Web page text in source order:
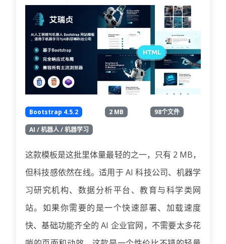
Bootstrap 4.5.2 2 MB 98个文件
AI / 机器人 / 机器学习
这款模板是这批里体量最轻的之一，只有 2 MB，
但科技感依然在线。适用于 AI 科技公司、机器学
习研究机构、数据分析平台、教育与科学类网
站。如果你需要的是一个快速部署、加载速度
快、基础功能齐全的 AI 企业官网，不需要太多花